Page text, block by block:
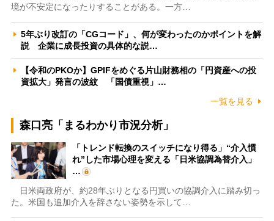
境が不安定になったりすることがある。一方…
5年ぶり改訂の「CGコード」、何が変わったのかポイントを解
説 企業に成長投資の具体的な説…
【令和のPKOか】GPIFをめぐる片山財務相の「円資産への投
資拡大」発言の波紋 「国債重視」…
一覧を見る
森口亮「まるわかり市況分析」
「トレンド転換のスイッチになり得る」“介入慣
れ”した市場心理を変える「日米協調為替介入」
…
日米両政府が、約28年ぶりとなる円買いの協調介入に踏み切っ
た。米国も追加介入を辞さない姿勢を示して…